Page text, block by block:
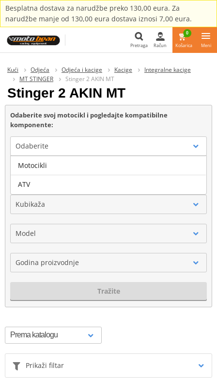
Besplatna dostava za narudžbe preko 130,00 eura. Za
narudžbe manje od 130,00 eura dostava iznosi 7,00 eura.
Pretraga
Pretraga Račun
0
Košarica Meni
Kući Odjeća Odjeća i kacige Kacige
Integralne kacige
MT STINGER
Stinger 2 AKIN MT
Stinger 2 AKIN MT
Odaberite svoj motocikl i pogledajte kompatibilne
komponente:
Odaberite
Marka
Kubikaža
Model
Godina proizvodnje
Tražite
Prikaži filtar
Motocikli
ATV